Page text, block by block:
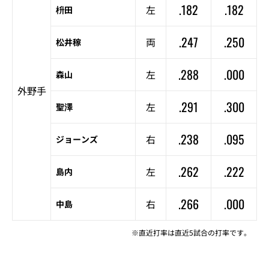
外野手
枡田 左 .182 .182
松井稼 両 .247 .250
森山 左 .288 .000
聖澤 左 .291 .300
ジョーンズ 右 .238 .095
島内 左 .262 .222
中島 右 .266 .000
※直近打率は直近5試合の打率です。